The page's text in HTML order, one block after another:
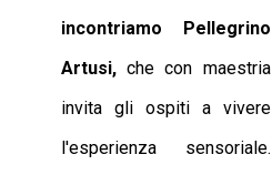
incontriamo Pellegrino
Artusi, che con maestria
invita gli ospiti a vivere
l'esperienza sensoriale.